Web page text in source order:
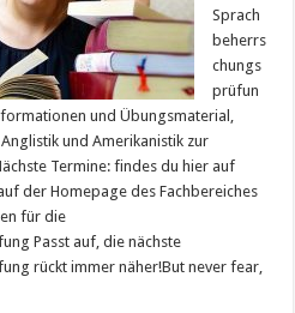
Sprach
beherrs
chungs
prüfun
und Übungsmaterial,
und Amerikanistik zur
Termine: findes du hier auf
der Homepage des Fachbereiches
für die
Passt auf, die nächste
rückt immer näher!But never fear,